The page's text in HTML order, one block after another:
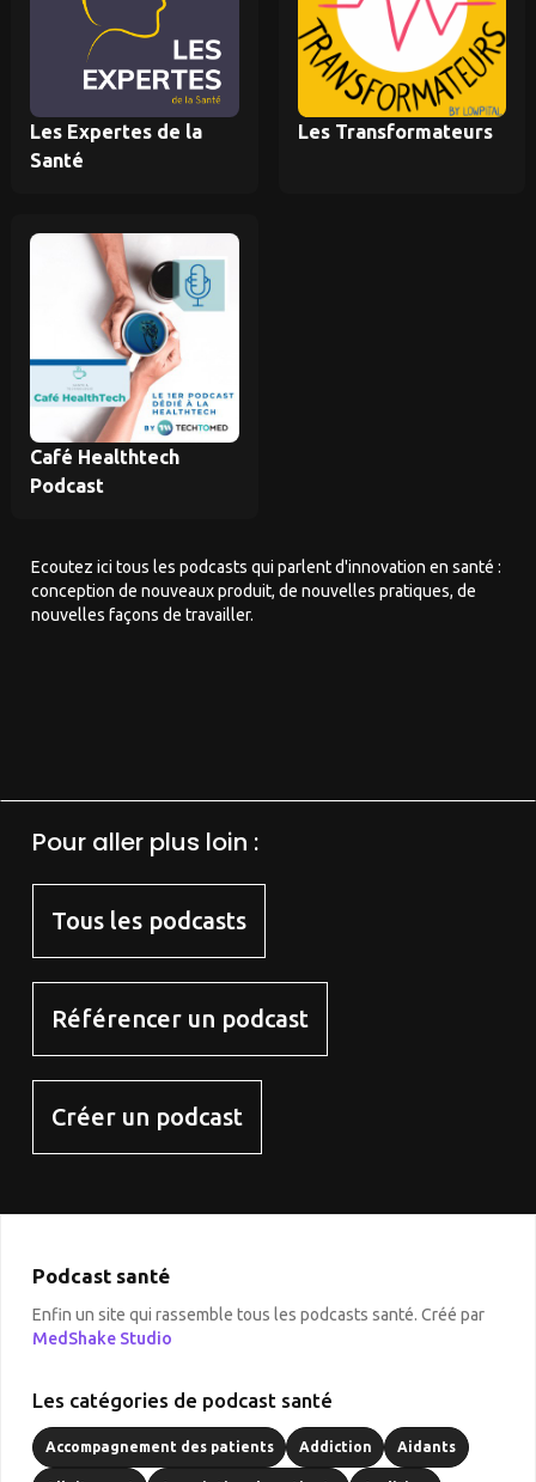
Les Expertes de la
Santé
Les Transformateurs
Café Healthtech
Podcast
Ecoutez ici tous les podcasts qui parlent d'innovation en santé :
conception de nouveaux produit, de nouvelles pratiques, de
nouvelles façons de travailler.
Pour aller plus loin :
Tous les podcasts
Référencer un podcast
Créer un podcast
Podcast santé
Enfin un site qui rassemble tous les podcasts santé. Créé par
MedShake Studio
Les catégories de podcast santé
Accompagnement des patients Addiction Aidants